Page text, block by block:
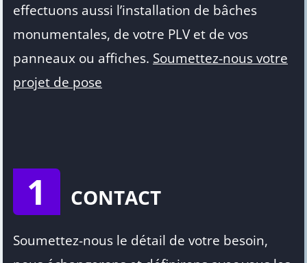
effectuons aussi l’installation de bâches
monumentales, de votre PLV et de vos
panneaux ou affiches. Soumettez-nous votre
projet de pose
1 CONTACT
Soumettez-nous le détail de votre besoin,